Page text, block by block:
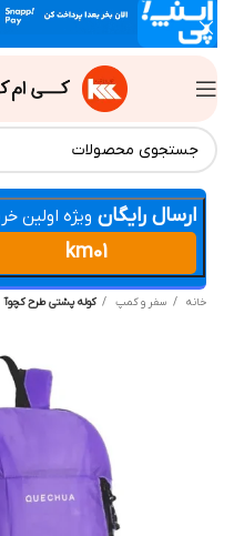
ارسال رایگان ویژه اولین خرید :
km01
سفر و کمپ کوله پشتی طرح کچوآ